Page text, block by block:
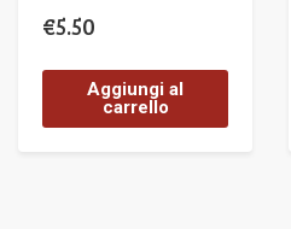
€5.50
Aggiungi al
carrello